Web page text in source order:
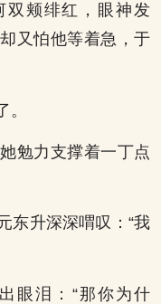
颊绯红，眼神发
又怕他等着急，于
勉力支撑着一丁点
东升深深喟叹：“我
眼泪：“那你为什